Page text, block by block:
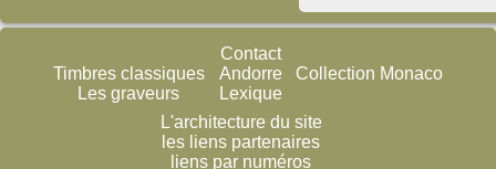
Timbres classiques
Les graveurs
Contact
Andorre
Lexique
Collection Monaco
L'architecture du site
les liens partenaires
liens par numéros